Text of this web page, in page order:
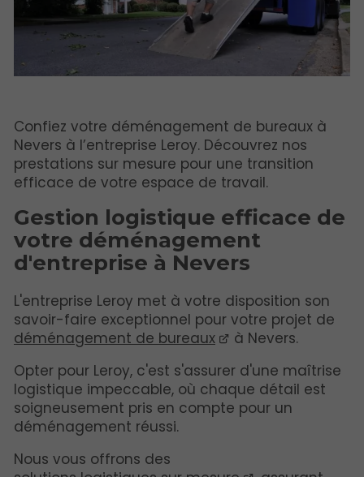
Confiez votre déménagement de bureaux à
Nevers à l’entreprise Leroy. Découvrez nos
prestations sur mesure pour une transition
efficace de votre espace de travail.
Gestion logistique efficace de
votre déménagement
d'entreprise à Nevers
L'entreprise Leroy met à votre disposition son
savoir-faire exceptionnel pour votre projet de
déménagement de bureaux
à Nevers.
Opter pour Leroy, c'est s'assurer d'une maîtrise
logistique impeccable, où chaque détail est
soigneusement pris en compte pour un
déménagement réussi.
Nous vous offrons des